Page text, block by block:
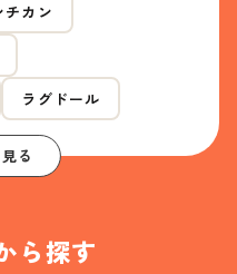
チカン
ラグドール
る
ら探す